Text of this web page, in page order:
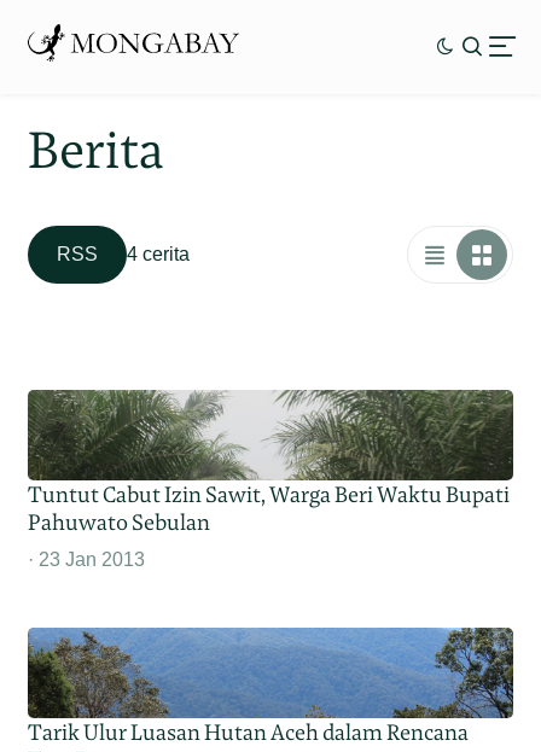
Berita
RSS 4 cerita
Tuntut Cabut Izin Sawit, Warga Beri Waktu Bupati
Pahuwato Sebulan
23 Jan 2013
Tarik Ulur Luasan Hutan Aceh dalam Rencana